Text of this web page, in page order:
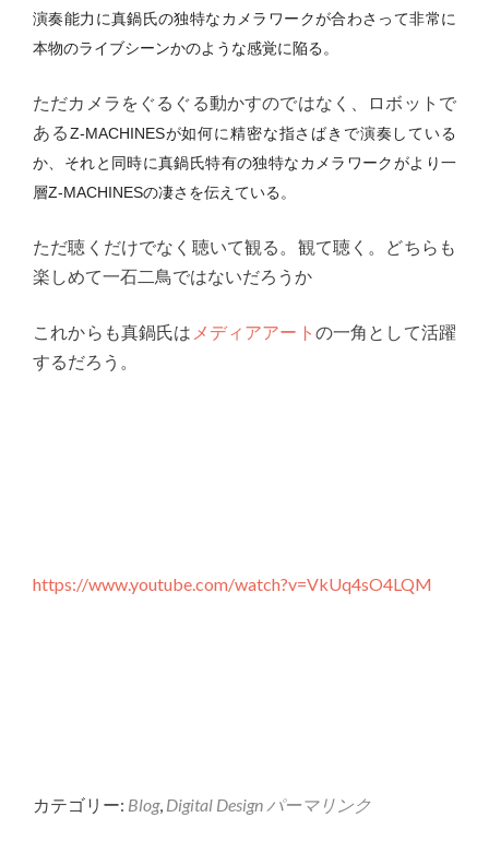
演奏能力に真鍋氏の独特なカメラワークが合わさって非常に
本物のライブシーンかのような感覚に陥る。
ただカメラをぐるぐる動かすのではなく、ロボットで
あるZ-MACHINESが如何に精密な指さばきで演奏している
か、それと同時に真鍋氏特有の独特なカメラワークがより一
層Z-MACHINESの凄さを伝えている。
ただ聴くだけでなく聴いて観る。観て聴く。どちらも
楽しめて一石二鳥ではないだろうか
これからも真鍋氏は メディアアート の一角として活躍
するだろう。
https://www.youtube.com/watch?v=VkUq4sO4LQM
カテゴリー: Blog, Digital Design パーマリンク